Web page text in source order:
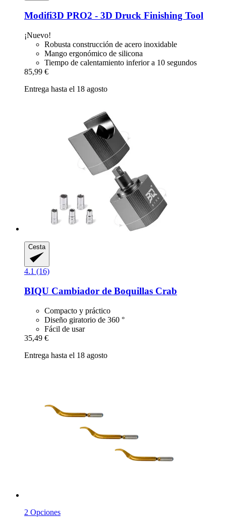
Modifi3D PRO2 -​ 3D Druck Finishing Tool
¡Nuevo!
Robusta construcción de acero inoxidable
Mango ergonómico de silicona
Tiempo de calentamiento inferior a 10 segundos
85,99 €
Entrega hasta el 18 agosto
Cesta
4.1 (16)
BIQU Cambiador de Boquillas Crab
Compacto y práctico
Diseño giratorio de 360 °
Fácil de usar
35,49 €
Entrega hasta el 18 agosto
2 Opciones